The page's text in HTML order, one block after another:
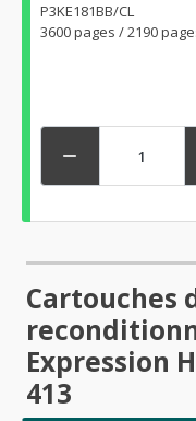
P3KE181BB/CL
3600 pages / 2190

Cartouches
Expression
413